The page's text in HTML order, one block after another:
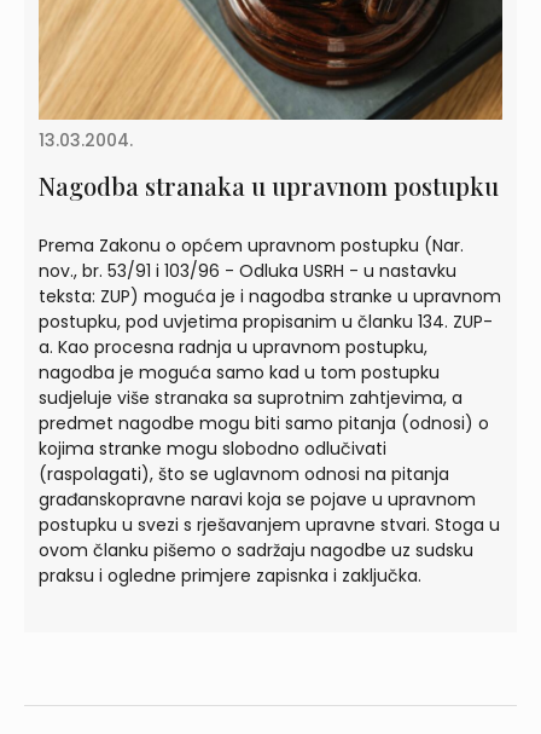
13.03.2004.
Nagodba stranaka u upravnom postupku
Prema Zakonu o općem upravnom postupku (Nar.
nov., br. 53/91 i 103/96 - Odluka USRH - u nastavku
teksta: ZUP) moguća je i nagodba stranke u upravnom
postupku, pod uvjetima propisanim u članku 134. ZUP-
a. Kao procesna radnja u upravnom postupku,
nagodba je moguća samo kad u tom postupku
sudjeluje više stranaka sa suprotnim zahtjevima, a
predmet nagodbe mogu biti samo pitanja (odnosi) o
kojima stranke mogu slobodno odlučivati
(raspolagati), što se uglavnom odnosi na pitanja
građanskopravne naravi koja se pojave u upravnom
postupku u svezi s rješavanjem upravne stvari. Stoga u
ovom članku pišemo o sadržaju nagodbe uz sudsku
praksu i ogledne primjere zapisnka i zaključka.